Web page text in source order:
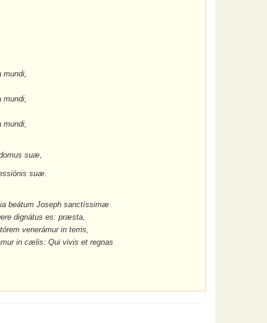
mundi,
mundi,
mundi,
suæ,
suæ.
beátum Joseph sanctíssimæ
dignátus es: præsta,
venerámur in terris,
in cælis: Qui vivis et regnas